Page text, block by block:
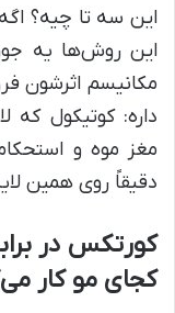
این سه تا چیه؟
این روش‌ها یه
مکانیسم اثرشون
داره: کوتیکول که
مغز موه و
دقیقاً روی همین
کورتکس در
کجای مو کار